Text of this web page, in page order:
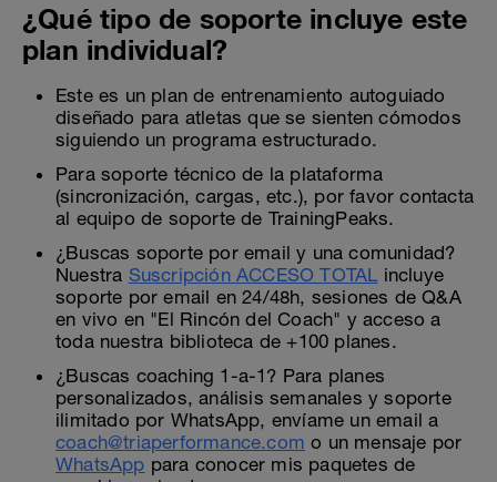
¿Qué tipo de soporte incluye este
plan individual?
Este es un plan de entrenamiento autoguiado
diseñado para atletas que se sienten cómodos
siguiendo un programa estructurado.
Para soporte técnico de la plataforma
(sincronización, cargas, etc.), por favor contacta
al equipo de soporte de TrainingPeaks.
¿Buscas soporte por email y una comunidad?
Nuestra Suscripción ACCESO TOTAL incluye
soporte por email en 24/48h, sesiones de Q&A
en vivo en "El Rincón del Coach" y acceso a
toda nuestra biblioteca de +100 planes.
¿Buscas coaching 1-a-1? Para planes
personalizados, análisis semanales y soporte
ilimitado por WhatsApp, envíame un email a
coach@triaperformance.com o un mensaje por
WhatsApp para conocer mis paquetes de